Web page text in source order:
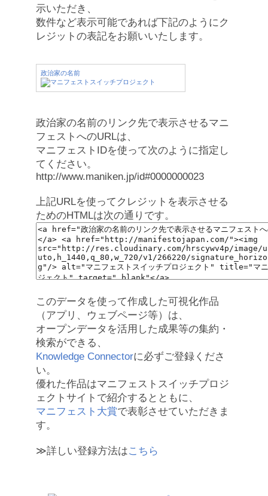
示いただき、
数件など表示可能であれば下記のようにク
レジットの表記をお願いいたします。
政治家の名前
政治家の名前のリンク先で表示させるマニ
フェストへのURLは、
マニフェストIDを使って次のように指定し
てください。
http://www.maniken.jp/id#0000000023
上記URLを使ってクレジットを表示させる
ためのHTMLは次の通りです。
このデータを使って作成した可視化作品
（アプリ、ウェブページ等）は、
オープンデータを活用した成果等の集約・
検索ができる、
Knowledge Connectorに必ずご登録くださ
い。
優れた作品はマニフェストスイッチプロジ
ェクトサイトで紹介するとともに、
マニフェスト大賞で表彰させていただきま
す。
≫詳しい登録方法はこちら